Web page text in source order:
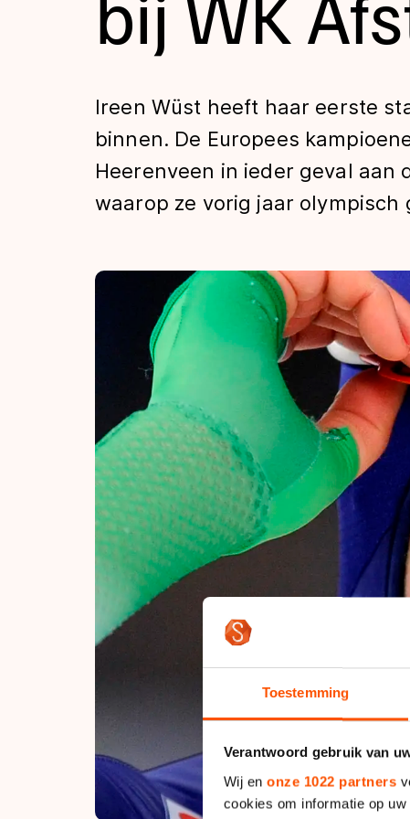
Toestemming
Verantwoord gebruik van
Wij en onze 1022 partners
cookies om informatie op
Tijden & historie
De weg op
Schaatsfans
Ireen Wüst heeft haar eerste
binnen. De Europees
Heerenveen in ieder geval aan
waarop ze vorig jaar olympisch